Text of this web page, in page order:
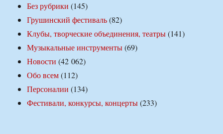
Без рубрики (145)
Грушинский фестиваль(82)
Клубы, творческие объединения, театры(141)
Музыкальные инструменты(69)
Новости (42 062)
Обо всем(112)
Персоналии (134)
Фестивали, конкурсы, концерты(233)